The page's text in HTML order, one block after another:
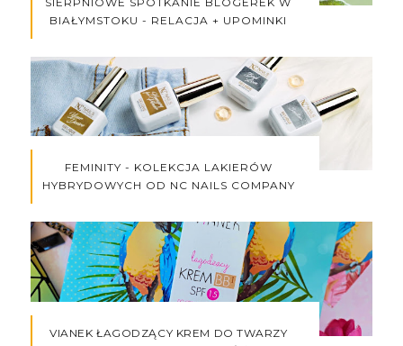
BIAŁYMSTOKU - RELACJA + UPOMINKI
FEMINITY - KOLEKCJA LAKIERÓW
HYBRYDOWYCH OD NC NAILS COMPANY
VIANEK ŁAGODZĄCY KREM DO TWARZY